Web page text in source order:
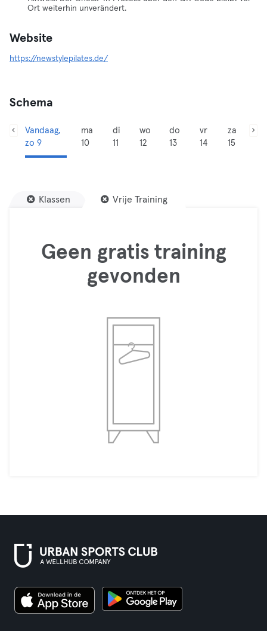
Ort weiterhin unverändert.
Website
https://newstylepilates.de/
Schema
Vandaag,
zo 9
ma
10
di
11
wo
12
do
13
vr
14
za
15
Klassen Vrije Training
Geen gratis training
gevonden